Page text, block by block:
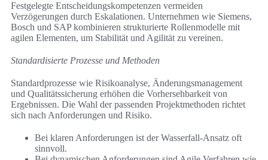
Festgelegte Entscheidungskompetenzen vermeiden
Verzögerungen durch Eskalationen. Unternehmen wie Siemens,
Bosch und SAP kombinieren strukturierte Rollenmodelle mit
agilen Elementen, um Stabilität und Agilität zu vereinen.
Standardisierte Prozesse und Methoden
Standardprozesse wie Risikoanalyse, Änderungsmanagement
und Qualitätssicherung erhöhen die Vorhersehbarkeit von
Ergebnissen. Die Wahl der passenden Projektmethoden richtet
sich nach Anforderungen und Risiko.
Bei klaren Anforderungen ist der Wasserfall-Ansatz oft
sinnvoll.